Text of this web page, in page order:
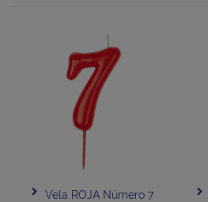
Vela ROJA Número 7